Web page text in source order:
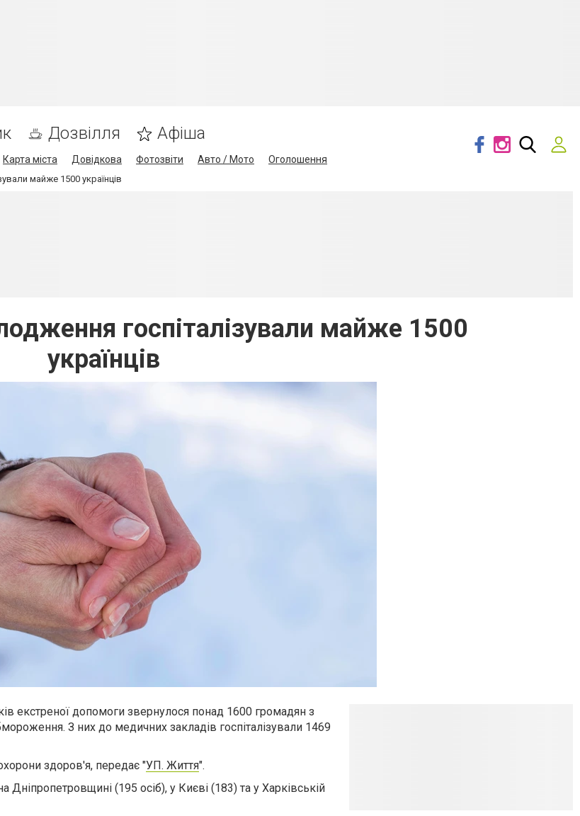
Дозвілля Афіша
Карта міста Довідкова Фотозвіти Авто / Мото Оголошення
майже 1500 українців
госпіталізували майже 1500
українців
екстреної допомоги звернулося понад 1600 громадян з
З них до медичних закладів госпіталізували 1469
здоров'я, передає "УП. Життя".
Дніпропетровщині (195 осіб), у Києві (183) та у Харківській